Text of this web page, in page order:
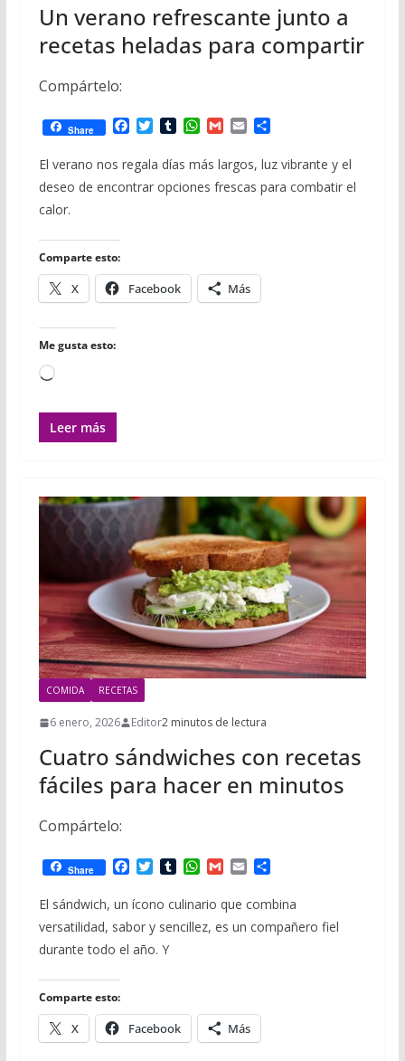
Un verano refrescante junto a
recetas heladas para compartir
Compártelo:
Share
F
c
e
b
T
i
t
t
T
m
b
l
W
a
t
s
G
a
i
l
E
a
i
l
C
m
p
a
El verano nos regala días más largos, luz vibrante y el
deseo de encontrar opciones frescas para combatir el
calor.
Comparte esto:
X Facebook Más
Me gusta esto:
Cargando...
Leer más
COMIDA RECETAS
6 enero, 2026 Editor2 minutos de lectura
Cuatro sándwiches con recetas
fáciles para hacer en minutos
Compártelo:
Share
F
c
e
b
o
T
i
t
t
e
T
m
b
l
W
a
t
s
G
a
i
l
E
a
i
C
m
p
a
El sándwich, un ícono culinario que combina
versatilidad, sabor y sencillez, es un compañero fiel
durante todo el año. Y
Comparte esto:
X Facebook Más